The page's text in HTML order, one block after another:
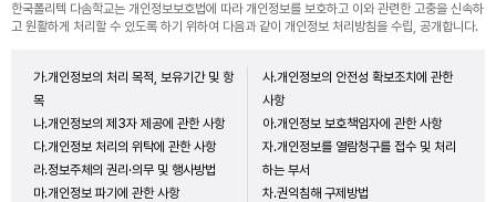
한국폴리텍 다솜학교는 개인정보보호법에 따라 개인정보를 보호하고 이와 관련한 고충을 신속하
고 원활하게 처리할 수 있도록 하기 위하여 다음과 같이 개인정보 처리방침을 수립, 공개합니다.
가.개인정보의 처리 목적, 보유기간 및 항
목
나.개인정보의 제3자 제공에 관한 사항
다.개인정보 처리의 위탁에 관한 사항
라.정보주체의 권리·의무 및 행사방법
마.개인정보 파기에 관한 사항
사.개인정보의 안전성 확보조치에 관한
사항
아.개인정보 보호책임자에 관한 사항
자.개인정보를 열람청구를 접수 및 처리
하는 부서
차.권익침해 구제방법